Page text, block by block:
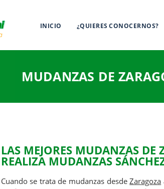
INICIO ¿QUIERES CONOCERNOS?
MUDANZAS DE
LAS MEJORES MUDANZAS DE
REALIZA MUDANZAS
Cuando se trata de mudanzas desdeZaragoza